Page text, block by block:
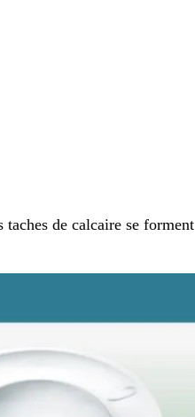
taches de calcaire se forment